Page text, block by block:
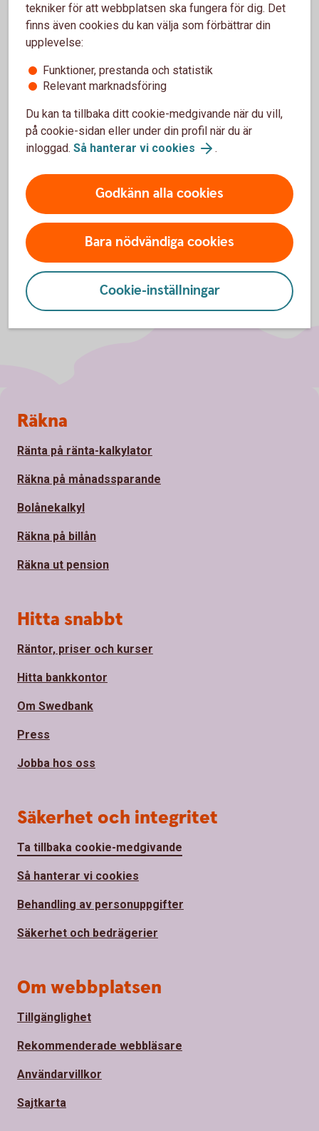
Gör en enklare rådgivning själv.
Logga in och gör digital rådgivning
Bankomat
Besök en bankomat för att sätta in och ta ut kontanter.
Hitta Bankomat (bankomat.se)
tekniker för att webbplatsen ska fungera för dig. Det
finns även cookies du kan välja som förbättrar din
upplevelse:
Funktioner, prestanda och statistik
Relevant marknadsföring
Du kan ta tillbaka ditt cookie-medgivande när du vill,
på cookie-sidan eller under din profil när du är
inloggad. Så hanterar vi cookies .
Godkänn alla cookies
Bara nödvändiga cookies
Cookie-inställningar
Sidfot
Räkna
Ränta på ränta-kalkylator
Räkna på månadssparande
Bolånekalkyl
Räkna på billån
Räkna ut pension
Hitta snabbt
Räntor, priser och kurser
Hitta bankkontor
Om Swedbank
Press
Jobba hos oss
Säkerhet och integritet
Ta tillbaka cookie-medgivande
Så hanterar vi cookies
Behandling av personuppgifter
Säkerhet och bedrägerier
Om webbplatsen
Tillgänglighet
Rekommenderade webbläsare
Användarvillkor
Sajtkarta